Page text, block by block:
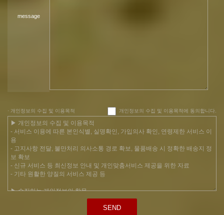
message
· 개인정보의 수집 및 이용목적 개인정보의 수집 및 이용목적에 동의합니다.
SEND